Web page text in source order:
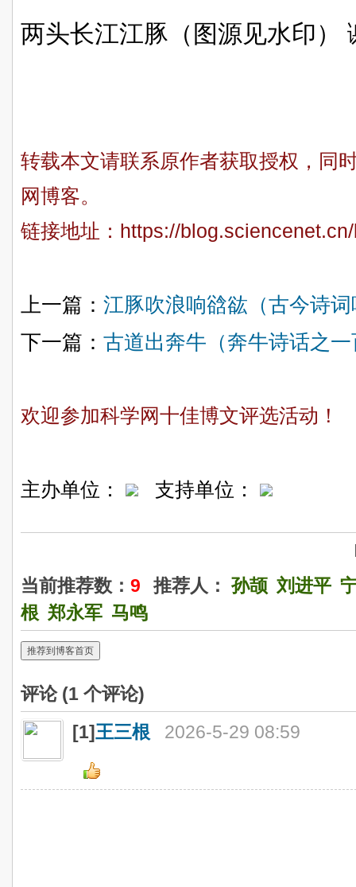
两头长江江豚（图源见水印）
转载本文请联系原作者获取授权，同
网博客。
链接地址： https://
上一篇： 江豚吹浪响谽谹（古今诗
下一篇： 古道出奔牛（奔牛诗话之
欢迎参加科学网十佳博文评选活动！
主办单位： 支持单位：
当前推荐数： 9 推荐人： 孙颉 刘进平
根 郑永军 马鸣
推荐到博客首页
评论 (1 个评论)
[1]王三根 2026-5-29 08:59